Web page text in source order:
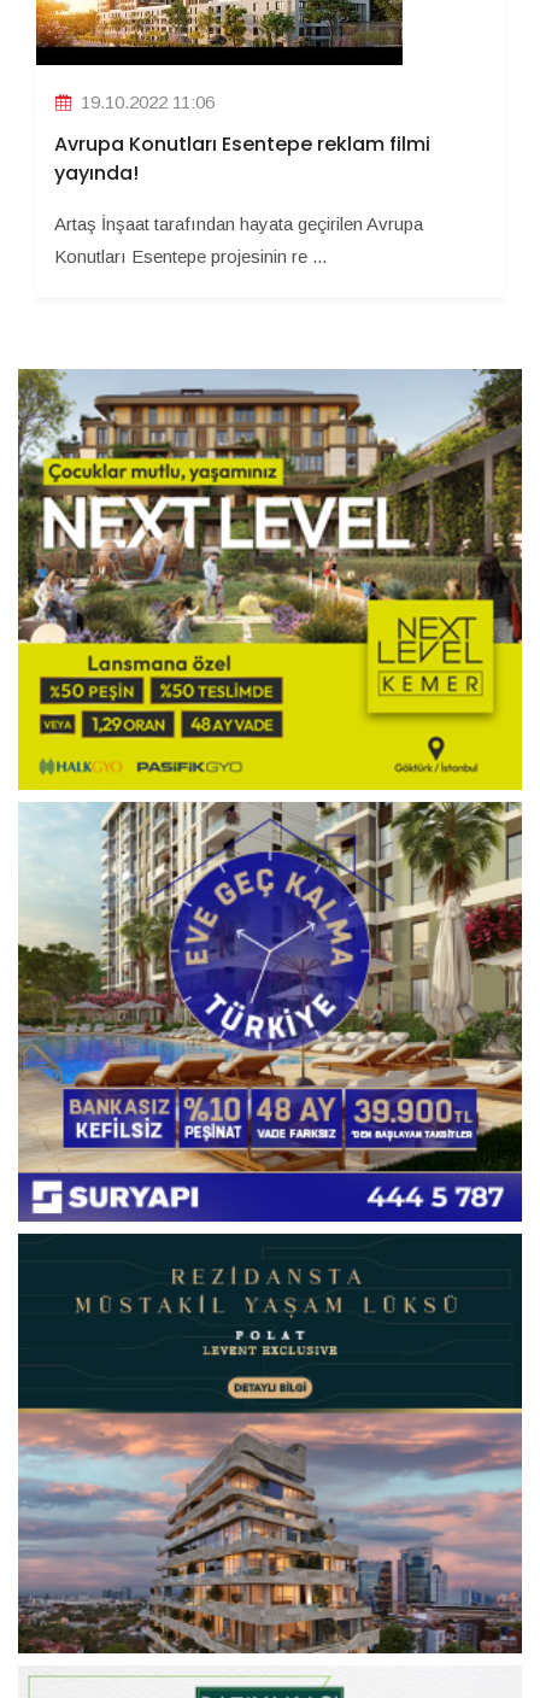
19.10.2022 11:06
Avrupa Konutları Esentepe reklam filmi
yayında!
Artaş İnşaat tarafından hayata geçirilen Avrupa
Konutları Esentepe projesinin re ...